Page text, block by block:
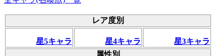
レア度別
星5キャラ 星4キャラ
星3キャラ